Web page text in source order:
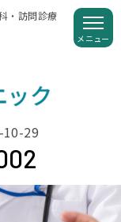
・訪問診療
10-29